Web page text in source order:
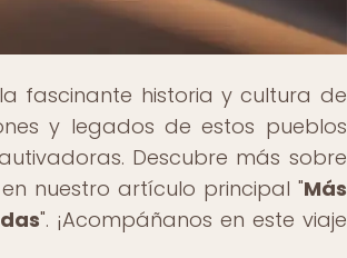
fascinante historia y cultura de
y legados de estos pueblos
Descubre más sobre
nuestro artículo principal "Más
". ¡Acompáñanos en este viaje